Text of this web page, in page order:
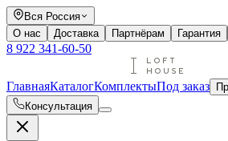
Вся Россия
О нас
Доставка Партнёрам Гарантия
8 922 341-60-50
ГлавнаяКаталогКомплектыПод заказ
Консультация